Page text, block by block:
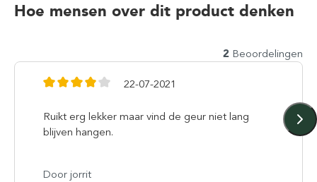
Hoe mensen over dit product denken
2 Beoordelingen
22-07-2021
Ruikt erg lekker maar vind de geur niet lang
blijven hangen.
Door jorrit